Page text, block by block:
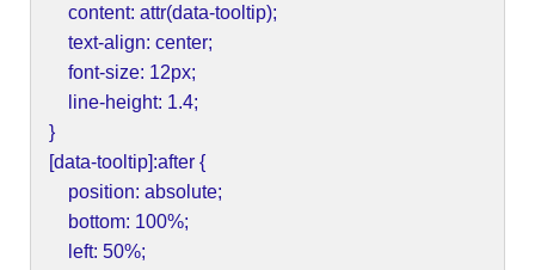
content: attr(data-tooltip);
text-align: center;
font-size: 12px;
line-height: 1.4;
}
[data-tooltip]:after {
position: absolute;
bottom: 100%;
left: 50%;